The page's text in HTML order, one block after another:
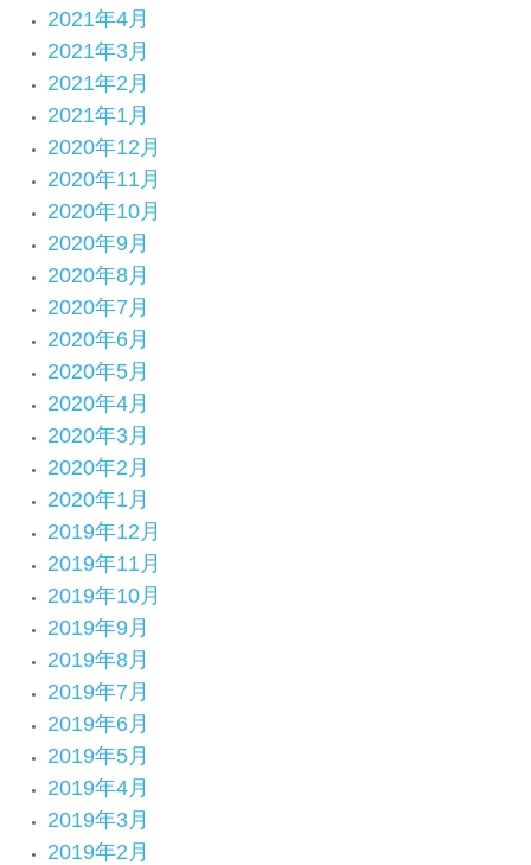
2021年4月
2021年3月
2021年2月
2021年1月
2020年12月
2020年11月
2020年10月
2020年9月
2020年8月
2020年7月
2020年6月
2020年5月
2020年4月
2020年3月
2020年2月
2020年1月
2019年12月
2019年11月
2019年10月
2019年9月
2019年8月
2019年7月
2019年6月
2019年5月
2019年4月
2019年3月
2019年2月